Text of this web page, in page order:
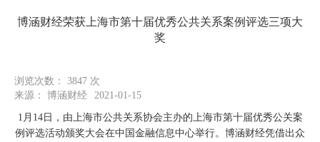
博涵财经荣获上海市第十届优秀公共关系案例评选三项大
奖
浏览次数： 3847 次
来源：
博涵财经 2021-01-15
1月14日，由上海市公共关系协会主办的上海市第十届优秀公关案
例评选活动颁奖大会在中国金融信息中心举行。博涵财经凭借出众